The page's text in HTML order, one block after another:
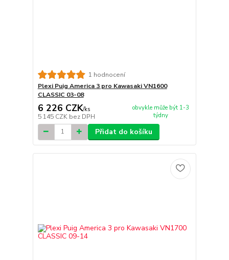
1 hodnocení
Plexi Puig America 3 pro Kawasaki VN1600
CLASSIC 03-08
6 226 CZK/ks
5 145 CZK bez DPH
obvykle může být 1-3
týdny
Přidat do košíku